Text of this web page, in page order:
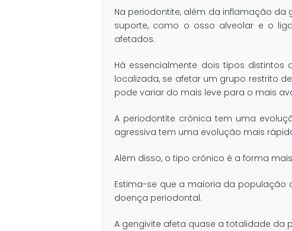
Na periodontite, além da inflamação
suporte, como o osso alveolar e o
afetados.
Há essencialmente dois tipos
localizada, se afetar um grupo restrito
pode variar do mais leve para o mais
A periodontite crónica tem uma
agressiva tem uma evolução mais
Além disso, o tipo crónico é a forma
Estima-se que a maioria da população
doença periodontal.
A gengivite afeta quase a totalidade da